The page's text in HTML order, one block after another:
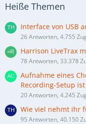
Heiße Themen
Interface von USB
26 Antworten, 4.755
Harrison LiveTrax
78 Antworten, 33.378
Aufnahme eines
Recording-Setup
20 Antworten, 4.245
Wie viel nehmt ihr
95 Antworten, 40.150